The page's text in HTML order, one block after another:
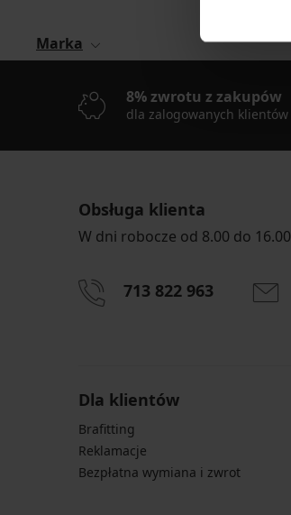
Marka
8% zwrotu z zakupów
dla zalogowanych klientów
Obsługa klienta
W dni robocze od 8.00 do 16.00
713 822 963
Dla klientów
Brafitting
Reklamacje
Bezpłatna wymiana i zwrot